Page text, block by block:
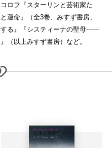
ロフ『スターリンと芸術家た
運命』（全3巻、みすず書房、
する』『システィーナの聖母――
（以上みすず書房）など。